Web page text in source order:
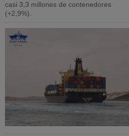
casi 3,3 millones de contenedores
(+2,9%).